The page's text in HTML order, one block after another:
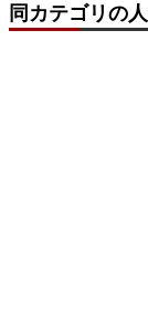
同カテゴリの